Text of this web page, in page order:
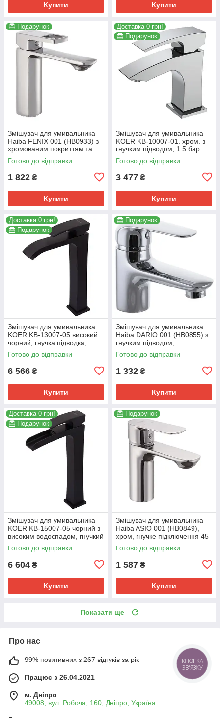
Купити Купити
Подарунок
Змішувач для умивальника
Haiba FENIX 001 (HB0933) з
хромованим покриттям та
гнучким підведенням
(HB0933)
Готово до відправки
1 822 ₴
Купити
Доставка 0 грн!
Подарунок
Змішувач для умивальника
KOER KB-10007-01, хром, з
гнучким підводом, 1.5 бар
(KR3438)
Готово до відправки
3 477 ₴
Купити
Доставка 0 грн!
Подарунок
Змішувач для умивальника
KOER KB-13007-05 високий
чорний, гнучка підводка,
картридж 35 мм (KR3445)
Готово до відправки
6 566 ₴
Купити
Подарунок
Змішувач для умивальника
Haiba DARIO 001 (HB0855) з
гнучким підводом,
хромований (HB0855)
Готово до відправки
1 332 ₴
Купити
Доставка 0 грн!
Подарунок
Змішувач для умивальника
KOER KB-15007-05 чорний з
високим водоспадом, гнучкий
підвід. (KR3449)
Готово до відправки
6 604 ₴
Купити
Подарунок
Змішувач для умивальника
Haiba ASIO 001 (HB0849),
хром, гнучке підключення 45
см (HB0849)
Готово до відправки
1 587 ₴
Купити
Показати ще
Про нас
99% позитивних з 267 відгуків за рік
Працює з 26.04.2021
м. Дніпро
49008, вул. Робоча, 160, Дніпро, Україна
КНОПКА
ЗВ'ЯЗКУ